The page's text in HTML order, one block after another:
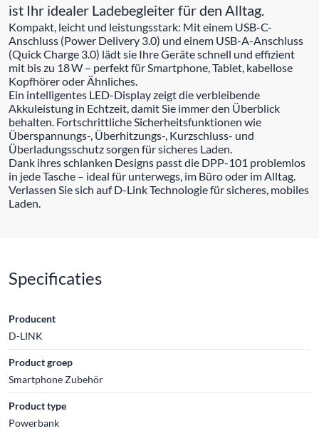
ist Ihr idealer Ladebegleiter für den Alltag.
Kompakt, leicht und leistungsstark: Mit einem USB-C-
Anschluss (Power Delivery 3.0) und einem USB-A-Anschluss
(Quick Charge 3.0) lädt sie Ihre Geräte schnell und effizient
mit bis zu 18 W – perfekt für Smartphone, Tablet, kabellose
Kopfhörer oder Ähnliches.
Ein intelligentes LED-Display zeigt die verbleibende
Akkuleistung in Echtzeit, damit Sie immer den Überblick
behalten. Fortschrittliche Sicherheitsfunktionen wie
Überspannungs-, Überhitzungs-, Kurzschluss- und
Überladungsschutz sorgen für sicheres Laden.
Dank ihres schlanken Designs passt die DPP-101 problemlos
in jede Tasche – ideal für unterwegs, im Büro oder im Alltag.
Verlassen Sie sich auf D-Link Technologie für sicheres, mobiles
Laden.
Specificaties
Producent
D-LINK
Product groep
Smartphone Zubehör
Product type
Powerbank